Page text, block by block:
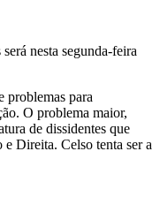
nesta segunda-feira
problemas para
O problema maior,
de dissidentes que
Direita. Celso tenta ser a